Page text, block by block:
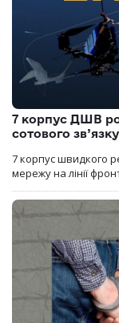
7 корпус ДШВ
сотового зв’язку
7 корпус швидкого
мережу на лінії